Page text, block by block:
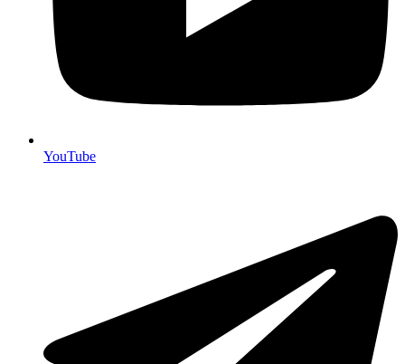
YouTube